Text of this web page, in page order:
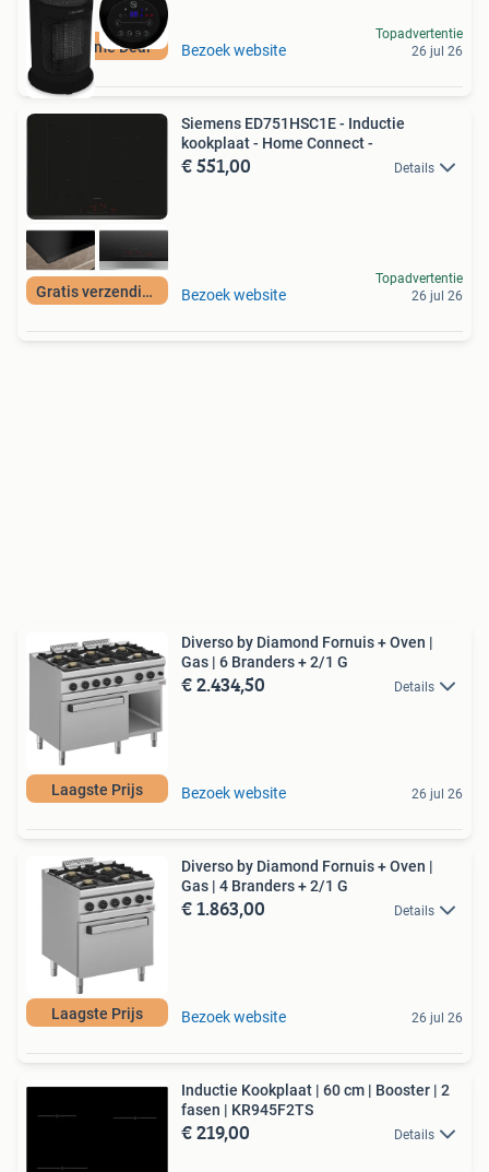
Duurzame Deal Bezoek website
Topadvertentie
26 jul 26
Gratis verzending
Siemens ED751HSC1E - Inductie
kookplaat - Home Connect -
€ 551,00 Details
Bezoek website
Topadvertentie
26 jul 26
Laagste Prijs
Diverso by Diamond Fornuis + Oven |
Gas | 6 Branders + 2/1 G
€ 2.434,50 Details
Bezoek website 26 jul 26
Laagste Prijs
Diverso by Diamond Fornuis + Oven |
Gas | 4 Branders + 2/1 G
€ 1.863,00 Details
Bezoek website 26 jul 26
Inductie Kookplaat | 60 cm | Booster | 2
fasen | KR945F2TS
€ 219,00 Details